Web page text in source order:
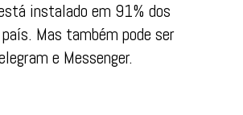
instalado em 91% dos
Mas também pode ser
e Messenger.